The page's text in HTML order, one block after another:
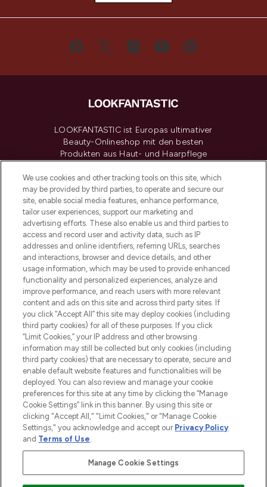
LOOKFANTASTIC ist Europas ultimativer
Beauty-Onlineshop mit den besten
Produkten aus Haut- und Haarpflege
renommierten Marken. Shoppe online
oder über die App mit kostenloser
Lieferung ab einem Einkaufswert von 30€.
Cookie-Einwilligung
Do Not Sell or Share My Personal
Information
HILFE & INFORMATION
IMPRESSUM
ÜBER LOOKFANTASTIC
COVID-19
Pay Securely With
We use cookies and other tracking tools on this site, which
may be provided by third parties, to operate and secure our
site, enable social media features, enhance performance,
tailor user experiences, support our marketing and
advertising efforts. These also enable us and third parties to
access and record user and activity data, such as IP
addresses and online identifiers, referring URLs, searches
and interactions, browser and device details, and other
usage information, which may be used to provide enhanced
functionality and personalized experiences, analyze and
improve performance, and reach users with more relevant
content and ads on this site and across third party sites. If
you click “Accept All” this site may deploy cookies (including
third party cookies) for all of these purposes. If you click
“Limit Cookies,” your IP address and other browsing
information may still be collected but only cookies (including
third party cookies) that are necessary to operate, secure and
enable default website features and functionalities will be
deployed. You can also review and manage your cookie
preferences for this site at any time by clicking the “Manage
Cookie Settings” link in this banner. By using this site or
clicking "Accept All," "Limit Cookies," or "Manage Cookie
Settings," you acknowledge and accept our Privacy Policy
and Terms of Use.
Manage Cookie Settings